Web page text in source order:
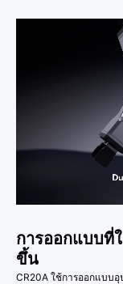
การออกแบบที่
ขึ้น
CR20A ใช้การออกแบบ